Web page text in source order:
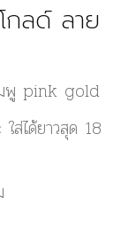
ลด์ ลาย
พู pink gold
ส่ได้ยาวสุด 18